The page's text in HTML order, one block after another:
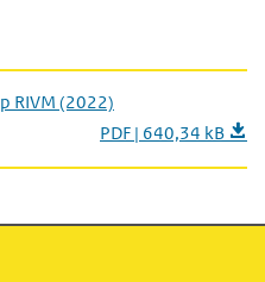
RIVM (2022)
PDF | 640,34 kB